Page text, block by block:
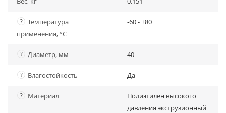
?
Температура
применения, °С
-60 - +80
? Диаметр, мм 40
? Влагостойкость Да
? Материал
Полиэтилен высокого
давления экструзионный